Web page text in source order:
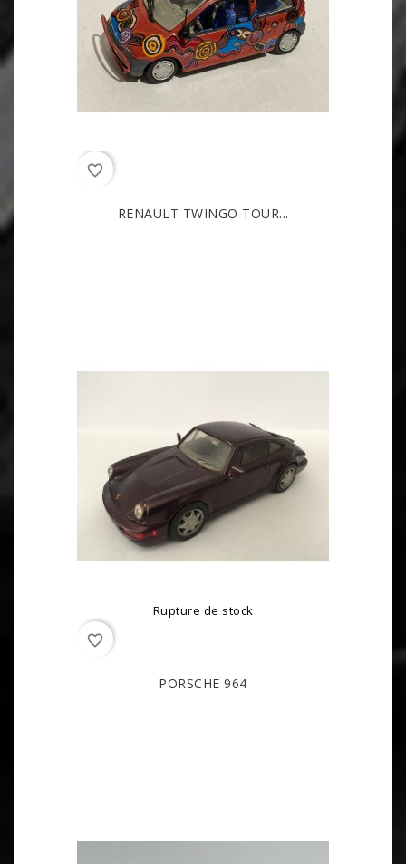
favorite_border
RENAULT TWINGO TOUR...
Rupture de stock
favorite_border
PORSCHE 964